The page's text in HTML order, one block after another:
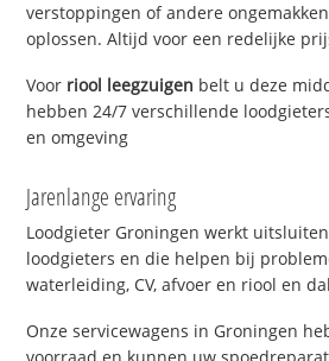
verstoppingen of andere
oplossen. Altijd voor een redelijke
Voor riool leegzuigen belt u deze
hebben 24/7 verschillende
en omgeving
Jarenlange ervaring
Loodgieter Groningen werkt
loodgieters en die helpen bij
waterleiding, CV, afvoer en riool en
Onze servicewagens in Groningen
voorraad en kunnen uw